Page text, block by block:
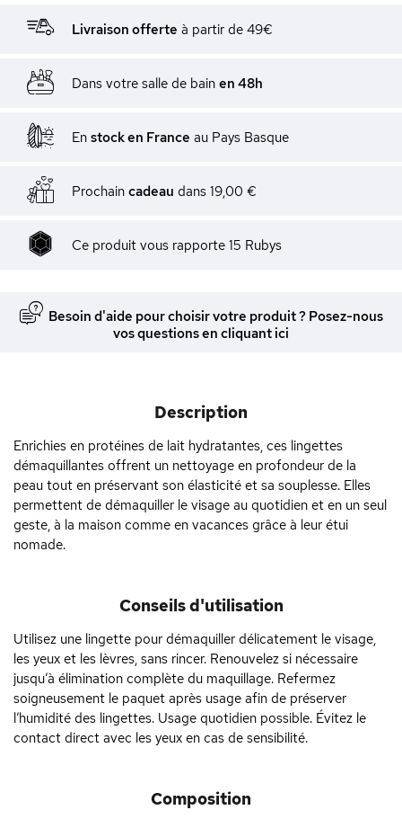
Livraison offerte à partir de 49€
Dans votre salle de bain en 48h
En stock en France au Pays Basque
Prochain cadeau dans 19,00 €
Ce produit vous rapporte 15 Rubys
Besoin d'aide pour choisir votre produit ? Posez-nous
vos questions en cliquant ici
Description
Enrichies en protéines de lait hydratantes, ces lingettes
démaquillantes offrent un nettoyage en profondeur de la
peau tout en préservant son élasticité et sa souplesse. Elles
permettent de démaquiller le visage au quotidien et en un seul
geste, à la maison comme en vacances grâce à leur étui
nomade.
Conseils d'utilisation
Utilisez une lingette pour démaquiller délicatement le visage,
les yeux et les lèvres, sans rincer. Renouvelez si nécessaire
jusqu’à élimination complète du maquillage. Refermez
soigneusement le paquet après usage afin de préserver
l’humidité des lingettes. Usage quotidien possible. Évitez le
contact direct avec les yeux en cas de sensibilité.
Composition